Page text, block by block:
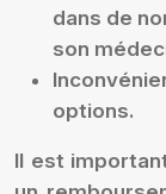
dans de
son
options.
Il est